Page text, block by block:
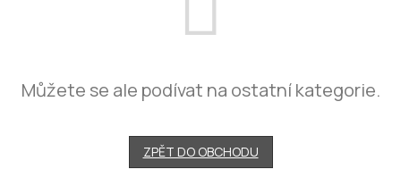
Můžete se ale podívat na ostatní kategorie.
ZPĚT DO OBCHODU